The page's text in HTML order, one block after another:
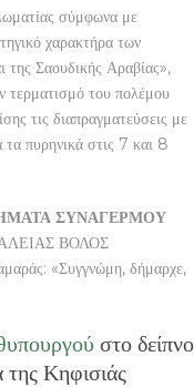
σύμφωνα με
χαρακτήρα των
της Σαουδικής Αραβίας»,
τερματισμό του πολέμου
τις διαπραγματεύσεις με
πυρηνικά στις 7 και 8
ΣΥΝΑΓΕΡΜΟΥ
ΒΟΛΟΣ
«Συγγνώμη, δήμαρχε,
στο δείπνο
Κηφισιάς